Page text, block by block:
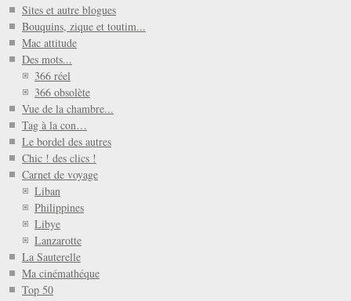
Sites et autre blogues
Bouquins, zique et toutim...
Mac attitude
Des mots...
366 réel
366 obsolète
Vue de la chambre...
Tag à la con…
Le bordel des autres
Chic ! des clics !
Carnet de voyage
Liban
Philippines
Libye
Lanzarotte
La Sauterelle
Ma cinémathéque
Top 50